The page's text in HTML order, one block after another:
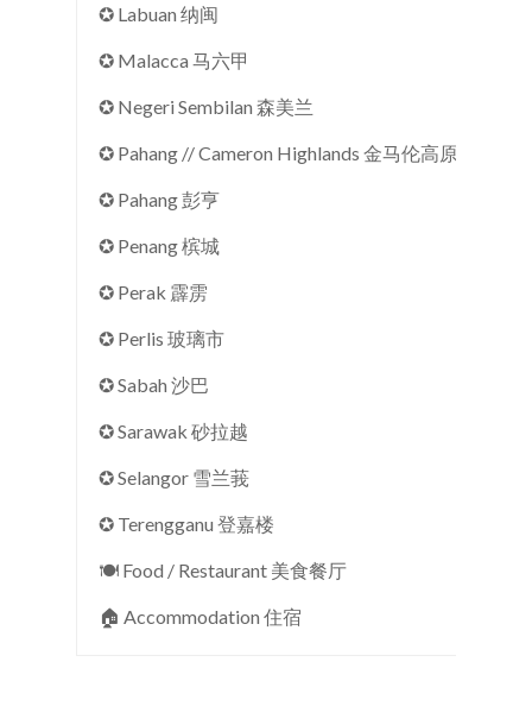
✪ Labuan 纳闽
✪ Malacca 马六甲
✪ Negeri Sembilan 森美兰
✪ Pahang // Cameron Highlands 金马伦高原
✪ Pahang 彭亨
✪ Penang 槟城
✪ Perak 霹雳
✪ Perlis 玻璃市
✪ Sabah 沙巴
✪ Sarawak 砂拉越
✪ Selangor 雪兰莪
✪ Terengganu 登嘉楼
🍽 Food / Restaurant 美食餐厅
🏠︎ Accommodation 住宿